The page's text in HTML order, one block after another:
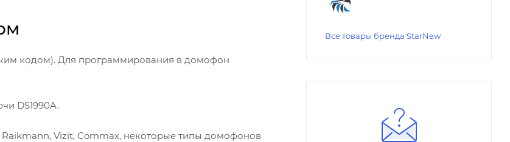
кодом). Для программирования в домофон
DS1990A.
Vizit, Commax, некоторые типы домофонов
Все товары бренда StarNew